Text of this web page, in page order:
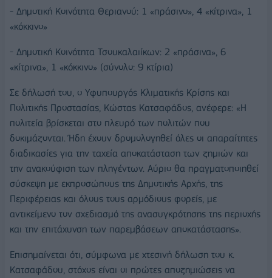
- Δημοτική Κοινότητα Θεριανού: 1 «πράσινο», 4 «κίτρινα», 1
«κόκκινο»
- Δημοτική Κοινότητα Τσουκαλαιίκων: 2 «πράσινα», 6
«κίτρινα», 1 «κόκκινο» (σύνολο: 9 κτίρια)
Σε δήλωσή του, ο Υφυπουργός Κλιματικής Κρίσης και
Πολιτικής Προστασίας, Κώστας Κατσαφάδος, ανέφερε: «Η
πολιτεία βρίσκεται στο πλευρό των πολιτών που
δοκιμάζονται. Ήδη έχουν δρομολογηθεί όλες οι απαραίτητες
διαδικασίες για την ταχεία αποκατάσταση των ζημιών και
την ανακούφιση των πληγέντων. Αύριο θα πραγματοποιηθεί
σύσκεψη με εκπροσώπους της Δημοτικής Αρχής, της
Περιφέρειας και όλους τους αρμόδιους φορείς, με
αντικείμενο τον σχεδιασμό της ανασυγκρότησης της περιοχής
και την επιτάχυνση των παρεμβάσεων αποκατάστασης».
Επισημαίνεται ότι, σύμφωνα με χτεσινή δήλωση του κ.
Κατσαφάδου, στόχος είναι οι πρώτες αποζημιώσεις να